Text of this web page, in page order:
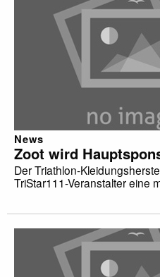
News
Zoot wird
Der Triathlon-
TriStar111-Veranstalter eine